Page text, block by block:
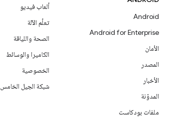
Android
Android for Enterprise
الأمان
المصدر
الأخبار
المدوّنة
ملفات بودكاست
ألعاب فيديو
تعلُم الآلة
الصحة واللياقة
الكاميرا والوسائط
الخصوصية
شبكة الجيل الخامس